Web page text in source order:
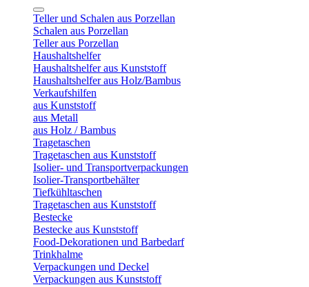
Teller und Schalen aus Porzellan
Schalen aus Porzellan
Teller aus Porzellan
Haushaltshelfer
Haushaltshelfer aus Kunststoff
Haushaltshelfer aus Holz/Bambus
Verkaufshilfen
aus Kunststoff
aus Metall
aus Holz / Bambus
Tragetaschen
Tragetaschen aus Kunststoff
Isolier- und Transportverpackungen
Isolier-Transportbehälter
Tiefkühltaschen
Tragetaschen aus Kunststoff
Bestecke
Bestecke aus Kunststoff
Food-Dekorationen und Barbedarf
Trinkhalme
Verpackungen und Deckel
Verpackungen aus Kunststoff